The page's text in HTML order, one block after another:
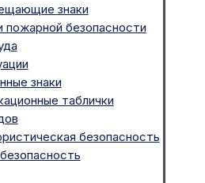
знаки
пожарной безопасности
знаки
таблички
безопасность